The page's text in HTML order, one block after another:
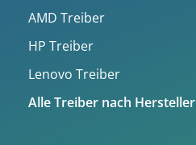
AMD Treiber
HP Treiber
Lenovo Treiber
Alle Treiber nach Hersteller